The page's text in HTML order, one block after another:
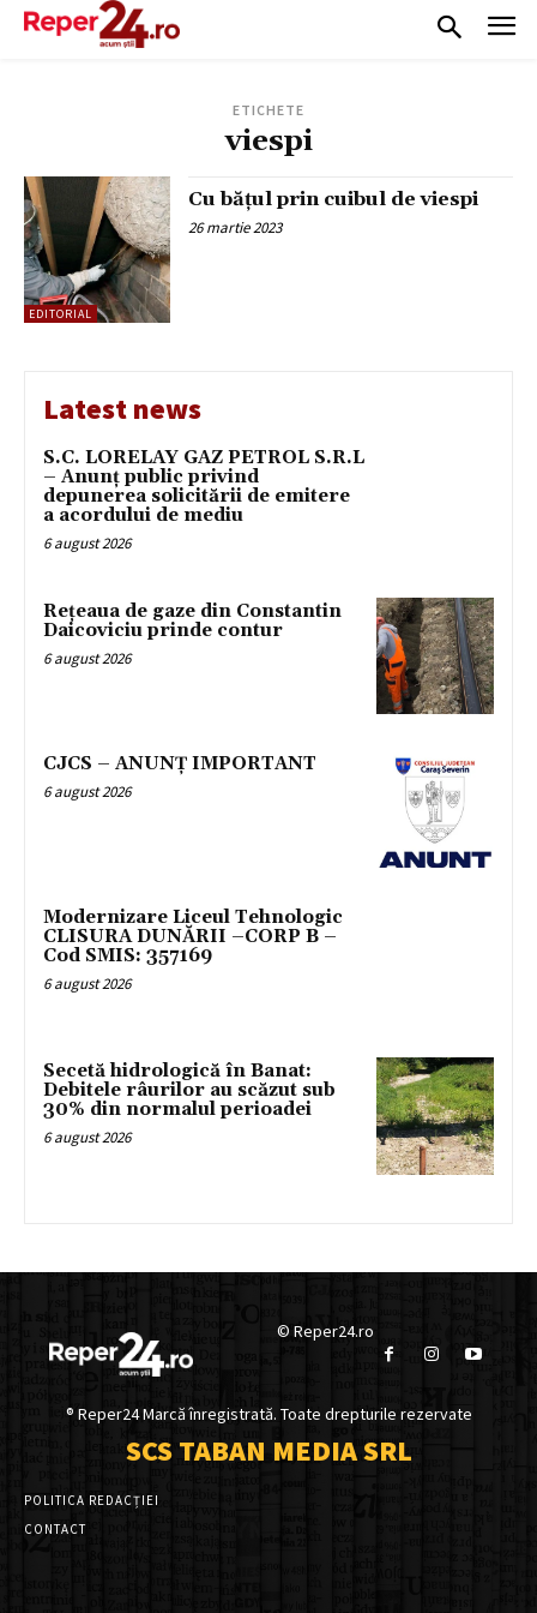
ETICHETE
viespi
EDITORIAL
Cu bățul prin cuibul de viespi
26 martie 2023
Latest news
S.C. LORELAY GAZ PETROL S.R.L
– Anunț public privind
depunerea solicitării de emitere
a acordului de mediu
6 august 2026
Rețeaua de gaze din Constantin
Daicoviciu prinde contur
6 august 2026
CJCS – ANUNȚ IMPORTANT
6 august 2026
Modernizare Liceul Tehnologic
CLISURA DUNĂRII –CORP B –
Cod SMIS: 357169
6 august 2026
Secetă hidrologică în Banat:
Debitele râurilor au scăzut sub
30% din normalul perioadei
6 august 2026
© Reper24.ro
® Reper24 Marcă înregistrată. Toate drepturile rezervate
SCS TABAN MEDIA SRL
POLITICA REDACȚIEI
CONTACT